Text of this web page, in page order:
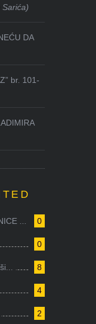
Sarića)
DA
br. 101-
0
...
0
8
4
2